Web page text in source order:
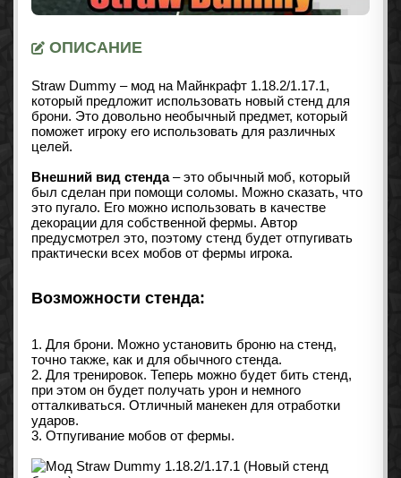
ОПИСАНИЕ
Straw Dummy – мод на Майнкрафт 1.18.2/1.17.1,
который предложит использовать новый стенд для
брони. Это довольно необычный предмет, который
поможет игроку его использовать для различных
целей.
Внешний вид стенда– это обычный моб, который
был сделан при помощи соломы. Можно сказать, что
это пугало. Его можно использовать в качестве
декорации для собственной фермы. Автор
предусмотрел это, поэтому стенд будет отпугивать
практически всех мобов от фермы игрока.
Возможности стенда:
1. Для брони. Можно установить броню на стенд,
точно также, как и для обычного стенда.
2. Для тренировок. Теперь можно будет бить стенд,
при этом он будет получать урон и немного
отталкиваться. Отличный манекен для отработки
ударов.
3. Отпугивание мобов от фермы.